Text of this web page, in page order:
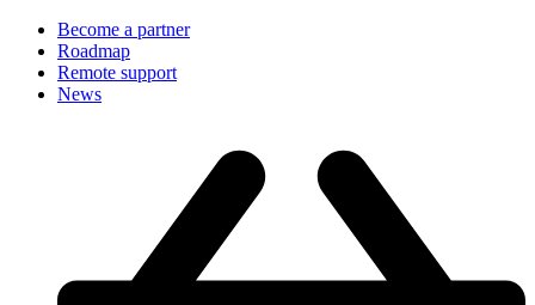
Become a partner
Roadmap
Remote support
News